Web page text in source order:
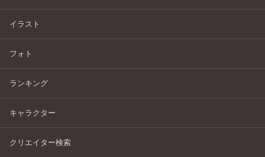
イラスト
フォト
ランキング
キャラクター
クリエイター検索